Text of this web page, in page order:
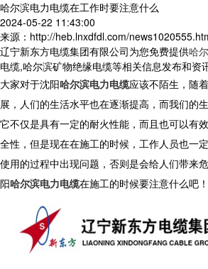
哈尔滨电力电缆在工作时要注意什么
2024-05-22 11:43:00
来源：http://heb.lnxdfdl.com/
辽宁新东方电缆集团有限公司为您免费提供哈
电缆,哈尔滨矿物绝缘电缆等相关信息发布和资
大家对于沈阳哈尔滨电力电缆应该不陌生，随
展，人们的生活水平也在逐渐提高，而我们的
它不仅是具有一定的耐火性能，而且也可以有
全性，但是现在在施工的时候，工作人员也一
使用的过程中出现问题，否则是会给人们带来
阳哈尔滨电力电缆在施工的时候要注意什么吧！